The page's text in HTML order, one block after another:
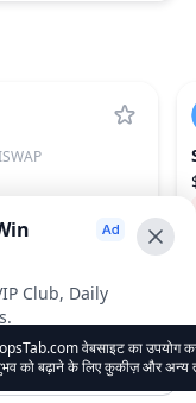
वेबसाइट का उपयोग
को बढ़ाने के लिए कुकीज़ और अन्य
Club, Daily